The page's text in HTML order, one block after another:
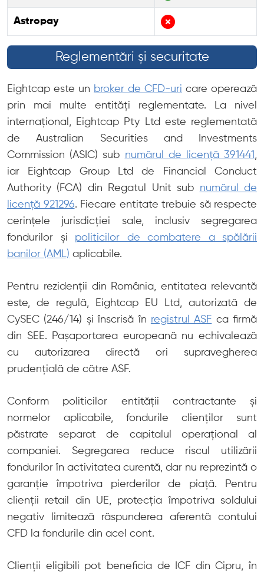
Astropay
Reglementări și securitate
Eightcap este un broker de CFD-uri care operează
prin mai multe entități reglementate. La nivel
internațional, Eightcap Pty Ltd este reglementată
de Australian Securities and Investments
Commission (ASIC) sub numărul de licență 391441,
iar Eightcap Group Ltd de Financial Conduct
Authority (FCA) din Regatul Unit sub numărul de
licență 921296. Fiecare entitate trebuie să respecte
cerințele jurisdicției sale, inclusiv segregarea
fondurilor și politicilor de combatere a spălării
banilor (AML) aplicabile.
Pentru rezidenții din România, entitatea relevantă
este, de regulă, Eightcap EU Ltd, autorizată de
CySEC (246/14) și înscrisă în registrul ASF ca firmă
din SEE. Pașaportarea europeană nu echivalează
cu autorizarea directă ori supravegherea
prudențială de către ASF.
Conform politicilor entității contractante și
normelor aplicabile, fondurile clienților sunt
păstrate separat de capitalul operațional al
companiei. Segregarea reduce riscul utilizării
fondurilor în activitatea curentă, dar nu reprezintă o
garanție împotriva pierderilor de piață. Pentru
clienții retail din UE, protecția împotriva soldului
negativ limitează răspunderea aferentă contului
CFD la fondurile din acel cont.
Clienții eligibili pot beneficia de ICF din Cipru, în